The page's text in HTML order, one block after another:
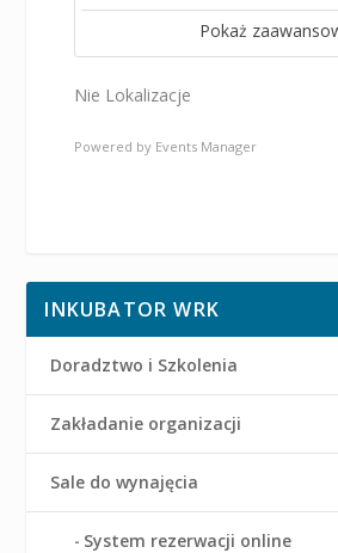
Pokaż
Nie Lokalizacje
Powered by Events Manager
INKUBATOR WRK
Doradztwo i Szkolenia
Zakładanie organizacji
Sale do wynajęcia
System rezerwacji online